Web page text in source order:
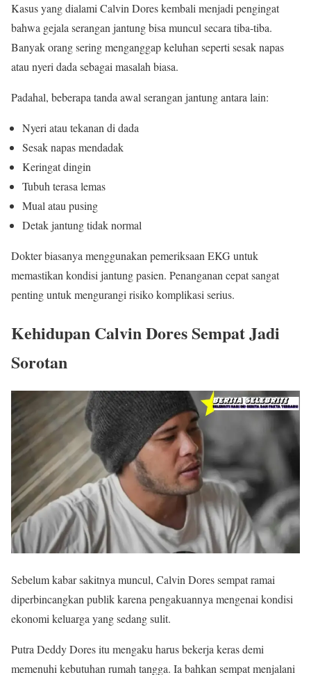
Kasus yang dialami Calvin Dores kembali menjadi pengingat
bahwa gejala serangan jantung bisa muncul secara tiba-tiba.
Banyak orang sering menganggap keluhan seperti sesak napas
atau nyeri dada sebagai masalah biasa.
Padahal, beberapa tanda awal serangan jantung antara lain:
Nyeri atau tekanan di dada
Sesak napas mendadak
Keringat dingin
Tubuh terasa lemas
Mual atau pusing
Detak jantung tidak normal
Dokter biasanya menggunakan pemeriksaan EKG untuk
memastikan kondisi jantung pasien. Penanganan cepat sangat
penting untuk mengurangi risiko komplikasi serius.
Kehidupan Calvin Dores Sempat Jadi
Sorotan
Sebelum kabar sakitnya muncul, Calvin Dores sempat ramai
diperbincangkan publik karena pengakuannya mengenai kondisi
ekonomi keluarga yang sedang sulit.
Putra Deddy Dores itu mengaku harus bekerja keras demi
memenuhi kebutuhan rumah tangga. Ia bahkan sempat menjalani